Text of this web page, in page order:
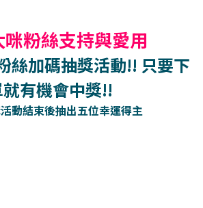
粉絲支持與愛用
絲加碼抽獎活動!! 只要下
有機會中獎!!
動結束後抽出五位幸運得主